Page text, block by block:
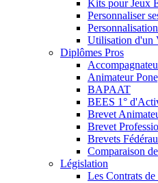
Kits pour Jeux
Personnaliser
Utilisation d'un
Diplômes Pros
Animateur
BAPAAT
BEES 1°
Brevet
Brevet
Brevets
Comparaison
Législation
Les Contrats de